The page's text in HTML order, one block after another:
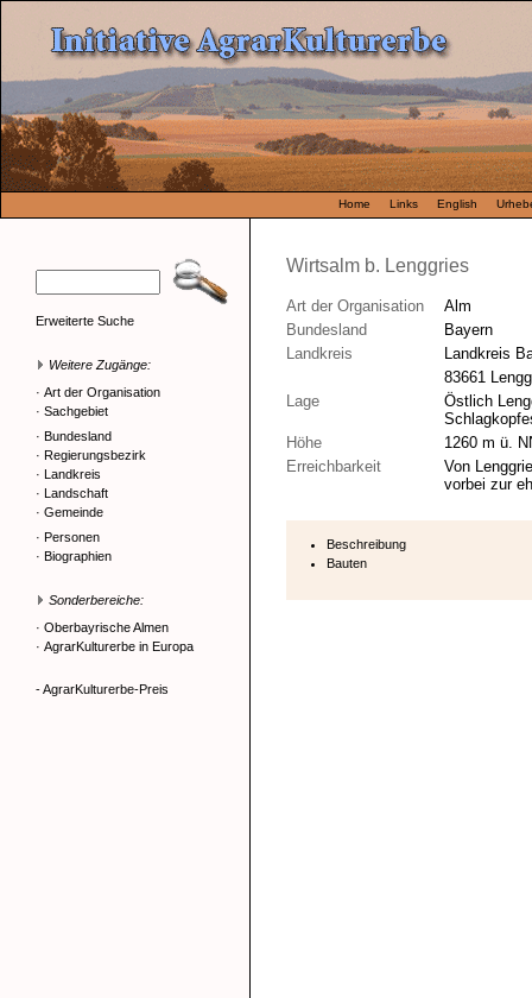
Home Links English
Erweiterte Suche
Weitere Zugänge:
· Art der Organisation
· Sachgebiet
· Bundesland
· Regierungsbezirk
· Landkreis
· Landschaft
· Gemeinde
· Personen
· Biographien
Sonderbereiche:
· Oberbayrische Almen
· AgrarKulturerbe in Europa
- AgrarKulturerbe-Preis
Wirtsalm b. Lenggries
Art der Organisation
Alm
Bundesland
Bayern
Landkreis
Landkreis
83661
Lage
Östlich
Höhe
1260 m ü.
Erreichbarkeit
Von
vorbei zur
Beschreibung
Bauten